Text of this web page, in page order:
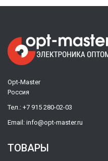
Opt-Master
Россия
Тел.: +7 915 280-02-03
Email: info@opt-master.ru
ТОВАРЫ